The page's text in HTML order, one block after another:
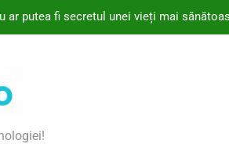
ar putea fi secretul unei vieți mai
ajută la combaterea mirosului